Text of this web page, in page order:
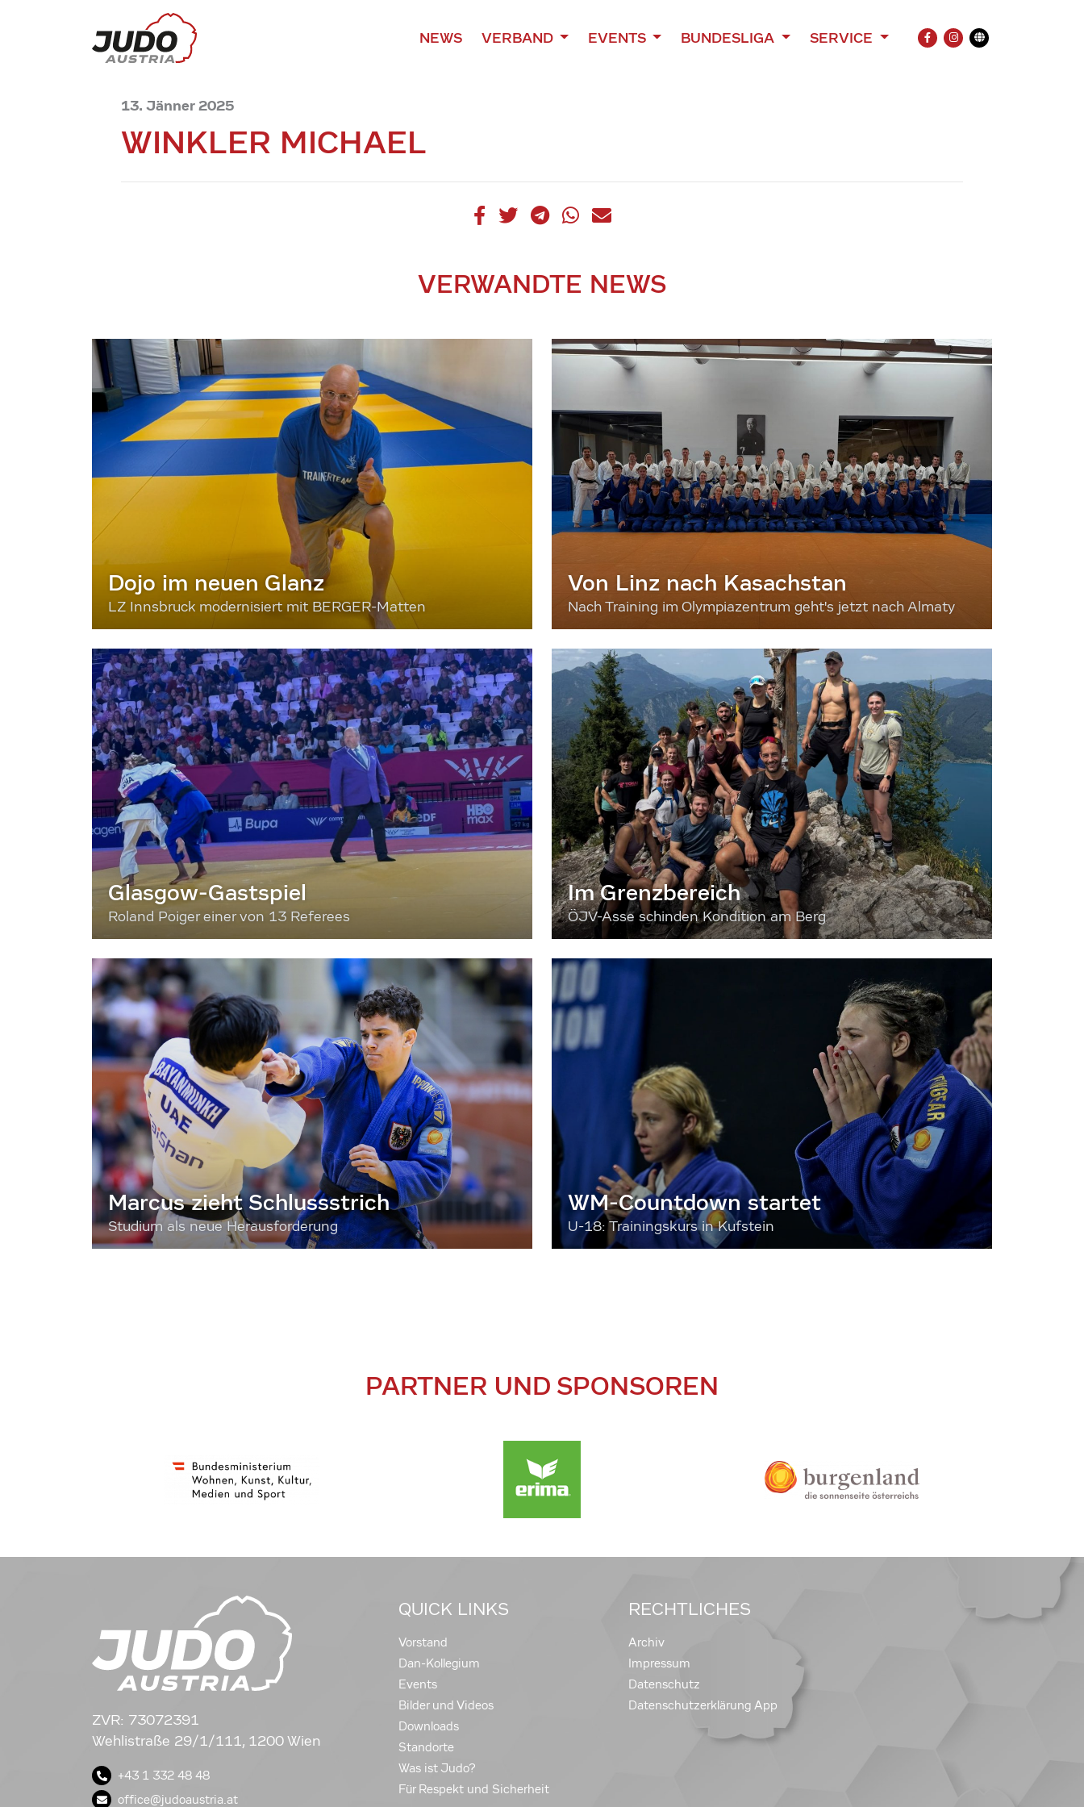
NEWS VERBAND EVENTS BUNDESLIGA SERVICE
FACEBOOK
INSTAGRAM
Übersetzung
13. Jänner 2025
WINKLER MICHAEL
VERWANDTE NEWS
Dojo im neuen Glanz
LZ Innsbruck modernisiert mit BERGER-Matten
Von Linz nach Kasachstan
Nach Training im Olympiazentrum geht's jetzt nach Almaty
Glasgow-Gastspiel
Roland Poiger einer von 13 Referees
Im Grenzbereich
ÖJV-Asse schinden Kondition am Berg
Marcus zieht Schlussstrich
Studium als neue Herausforderung
WM-Countdown startet
U-18: Trainingskurs in Kufstein
PARTNER UND SPONSOREN
ZVR: 73072391
Wehlistraße 29/1/111, 1200 Wien
+43 1 332 48 48
office@judoaustria.at
QUICK LINKS
Vorstand
Dan-Kollegium
Events
Bilder und Videos
Downloads
Standorte
Was ist Judo?
Für Respekt und Sicherheit
RECHTLICHES
Archiv
Impressum
Datenschutz
Datenschutzerklärung App